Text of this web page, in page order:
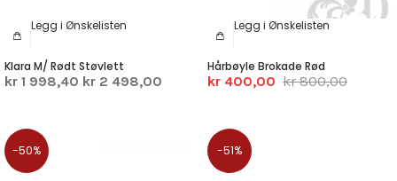
Legg i Ønskelisten
Klara M/ Rødt Støvlett
kr 1 998,40 kr 2 498,00
Legg i Ønskelisten
Hårbøyle Brokade Rød
kr 400,00 kr 800,00
-50% -51%